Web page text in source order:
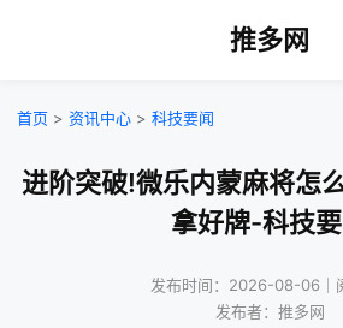
推多网
首页 > 资讯中心 > 科技要闻
进阶突破!微乐内蒙麻将怎
拿好牌-科技
发布时间：2026-08-06｜
发布者：推多网